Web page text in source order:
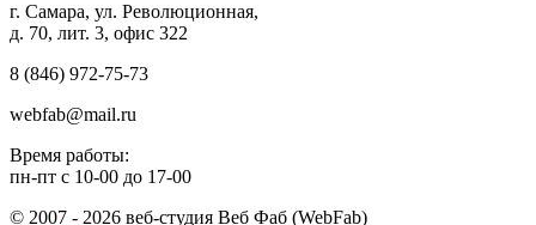
г. Самара, ул. Революционная,
д. 70, лит. 3, офис 322
8 (846) 972-75-73
webfab@mail.ru
Время работы:
пн-пт с 10-00 до 17-00
© 2007 - 2026 веб-студия Веб Фаб (WebFab)